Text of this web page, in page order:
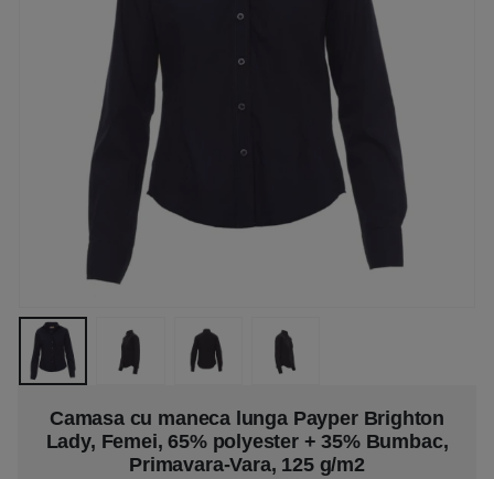
Camasa cu maneca lunga Payper Brighton
Lady, Femei, 65% polyester + 35% Bumbac,
Primavara-Vara, 125 g/m2